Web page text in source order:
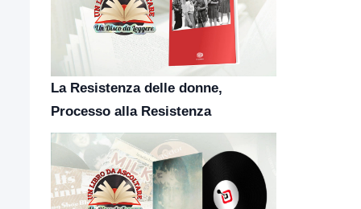
La Resistenza delle donne,
Processo alla Resistenza